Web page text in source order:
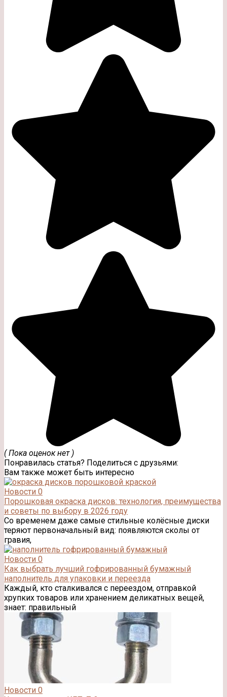
( Пока оценок нет )
Понравилась статья? Поделиться с друзьями:
Вам также может быть интересно
Новости 0
Порошковая окраска дисков: технология, преимущества
и советы по выбору в 2026 году
Со временем даже самые стильные колёсные диски
теряют первоначальный вид: появляются сколы от
гравия,
Новости 0
Как выбрать лучший гофрированный бумажный
наполнитель для упаковки и переезда
Каждый, кто сталкивался с переездом, отправкой
хрупких товаров или хранением деликатных вещей,
знает: правильный
Новости 0